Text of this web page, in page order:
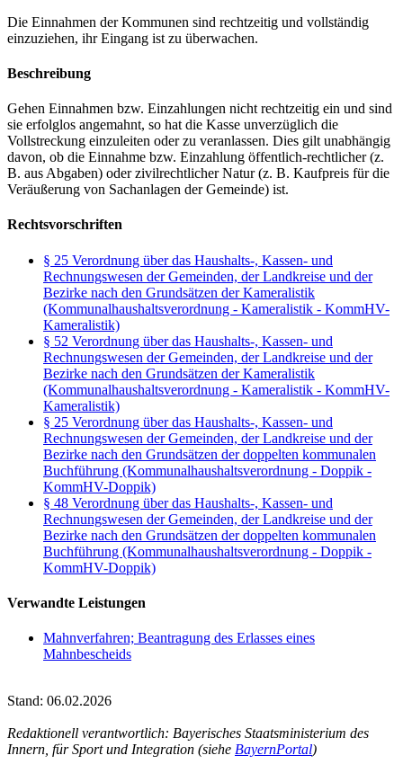
Die Einnahmen der Kommunen sind rechtzeitig und vollständig
einzuziehen, ihr Eingang ist zu überwachen.
Beschreibung
Gehen Einnahmen bzw. Einzahlungen nicht rechtzeitig ein und sind
sie erfolglos angemahnt, so hat die Kasse unverzüglich die
Vollstreckung einzuleiten oder zu veranlassen. Dies gilt unabhängig
davon, ob die Einnahme bzw. Einzahlung öffentlich-rechtlicher (z.
B. aus Abgaben) oder zivilrechtlicher Natur (z. B. Kaufpreis für die
Veräußerung von Sachanlagen der Gemeinde) ist.
Rechtsvorschriften
§ 25 Verordnung über das Haushalts-, Kassen- und
Rechnungswesen der Gemeinden, der Landkreise und der
Bezirke nach den Grundsätzen der Kameralistik
(Kommunalhaushaltsverordnung - Kameralistik - KommHV-
Kameralistik)
§ 52 Verordnung über das Haushalts-, Kassen- und
Rechnungswesen der Gemeinden, der Landkreise und der
Bezirke nach den Grundsätzen der Kameralistik
(Kommunalhaushaltsverordnung - Kameralistik - KommHV-
Kameralistik)
§ 25 Verordnung über das Haushalts-, Kassen- und
Rechnungswesen der Gemeinden, der Landkreise und der
Bezirke nach den Grundsätzen der doppelten kommunalen
Buchführung (Kommunalhaushaltsverordnung - Doppik -
KommHV-Doppik)
§ 48 Verordnung über das Haushalts-, Kassen- und
Rechnungswesen der Gemeinden, der Landkreise und der
Bezirke nach den Grundsätzen der doppelten kommunalen
Buchführung (Kommunalhaushaltsverordnung - Doppik -
KommHV-Doppik)
Verwandte Leistungen
Mahnverfahren; Beantragung des Erlasses eines
Mahnbescheids
Stand: 06.02.2026
Redaktionell verantwortlich: Bayerisches Staatsministerium des
Innern, für Sport und Integration (siehe BayernPortal)